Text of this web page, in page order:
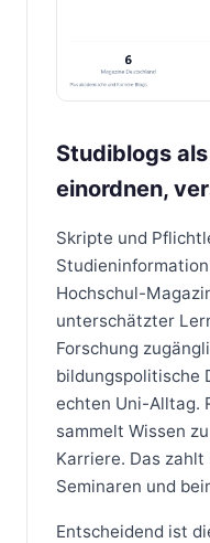
Studiblogs
einordnen,
Skripte und
Hochschul-
unterschätzter
Forschung
bildungspolitische
echten Uni-Alltag.
sammelt Wissen
Karriere. Das
Seminaren und
Entscheidend ist